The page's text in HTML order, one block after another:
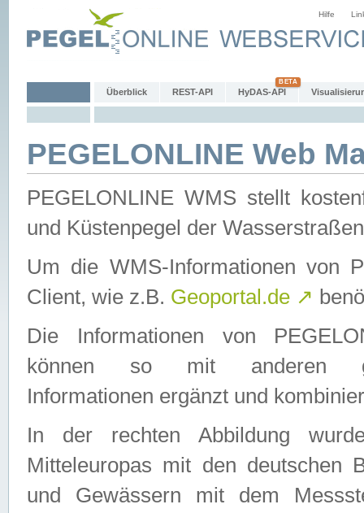
Hilfe
Überblick REST-API HyDAS-API
PEGELONLINE Web
PEGELONLINE WMS stellt
und Küstenpegel der
Um die WMS-Informationen von
Client, wie z.B. Geoportal.de ↗
Die Informationen von
können so mit anderen
Informationen ergänzt und
In der rechten Abbildung
Mitteleuropas mit den deutschen
und Gewässern mit dem